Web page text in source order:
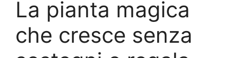
La pianta magica
che cresce senza